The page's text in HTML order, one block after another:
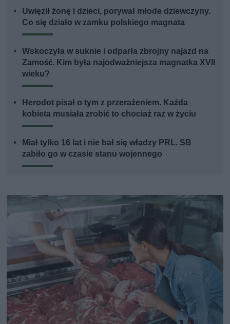
Uwięził żonę i dzieci, porywał młode dziewczyny.
Co się działo w zamku polskiego magnata
Wskoczyła w suknie i odparła zbrojny najazd na
Zamość. Kim była najodważniejsza magnatka XVII
wieku?
Herodot pisał o tym z przerażeniem. Każda
kobieta musiała zrobić to chociaż raz w życiu
Miał tylko 16 lat i nie bał się władzy PRL. SB
zabiło go w czasie stanu wojennego